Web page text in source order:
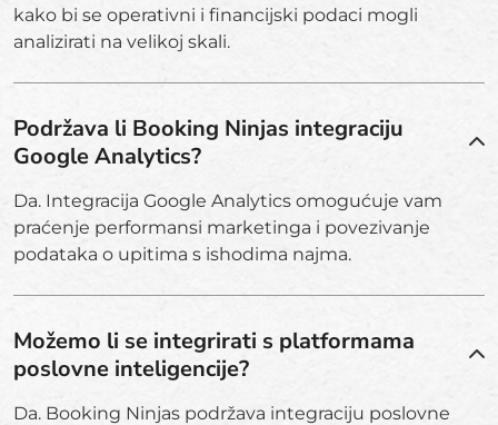
kako bi se operativni i financijski podaci mogli
analizirati na velikoj skali.
Podržava li Booking Ninjas integraciju
Google Analytics?
Da. Integracija Google Analytics omogućuje vam
praćenje performansi marketinga i povezivanje
podataka o upitima s ishodima najma.
Možemo li se integrirati s platformama
poslovne inteligencije?
Da. Booking Ninjas podržava integraciju poslovne